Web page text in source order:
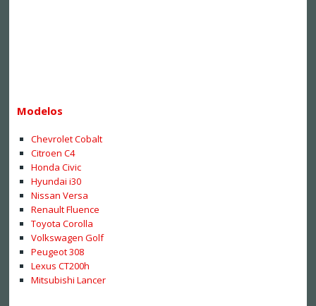
Modelos
Chevrolet Cobalt
Citroen C4
Honda Civic
Hyundai i30
Nissan Versa
Renault Fluence
Toyota Corolla
Volkswagen Golf
Peugeot 308
Lexus CT200h
Mitsubishi Lancer